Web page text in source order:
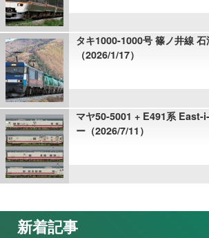
タキ1000-1000号 篠ノ井線
（2026/1/17）
マヤ50-5001 + E491系 East-
ー（2026/7/11）
新着記事